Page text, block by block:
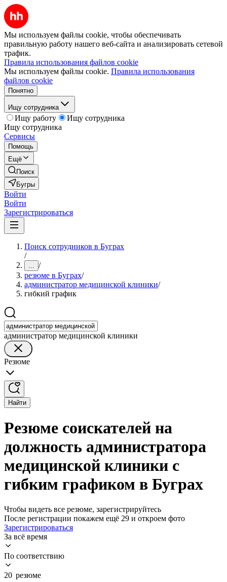
Мы используем файлы cookie, чтобы обеспечивать
правильную работу нашего веб-сайта и анализировать сетевой
трафик.
Правила использования файлов cookie
Мы используем файлы cookie. Правила использования
файлов cookie
Понятно
Ищу сотрудника
Ищу работу
Ищу сотрудника
Ищу сотрудника
Сервисы
Помощь
Ещё
Поиск
Бугры
Войти
Войти
Зарегистрироваться
Поиск сотрудников в Буграх
/
... /
резюме в Буграх/
администратор медицинской клиники/
гибкий график
администратор медицинской клиники
Резюме
Найти
Резюме соискателей на
должность администратора
медицинской клиники с
гибким графиком в Буграх
Чтобы видеть все резюме, зарегистрируйтесь
После регистрации покажем ещё 29 и откроем фото
Зарегистрироваться
За всё время
По соответствию
20 резюме